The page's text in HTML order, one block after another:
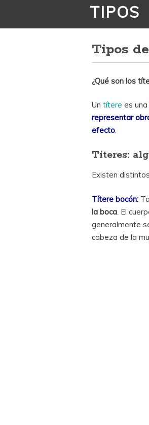
TIPOS
Tipos
¿Qué son los
Untítere es una
representar
efecto.
Títeres:
Existen
Títere bocón:
la boca . El
generalmente
cabeza de la